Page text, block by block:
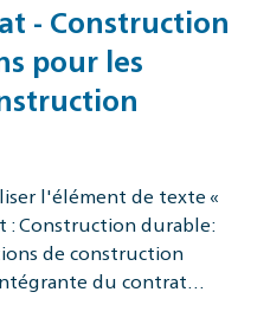
- Construction
pour les
l'élément de texte «
: Construction durable:
de construction
du contrat…